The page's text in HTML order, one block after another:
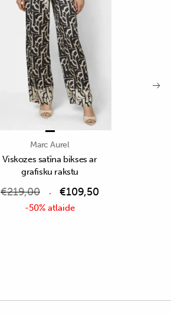
Marc Aurel
Viskozes satīna bikses ar
grafisku rakstu
€219,00 €109,50
-50% atlaide